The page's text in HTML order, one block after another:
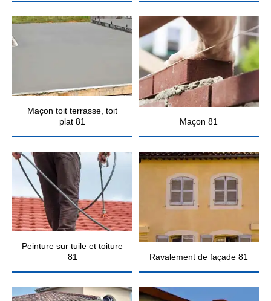
Maçon toit terrasse, toit
plat 81
Maçon 81
Peinture sur tuile et toiture
81
Ravalement de façade 81